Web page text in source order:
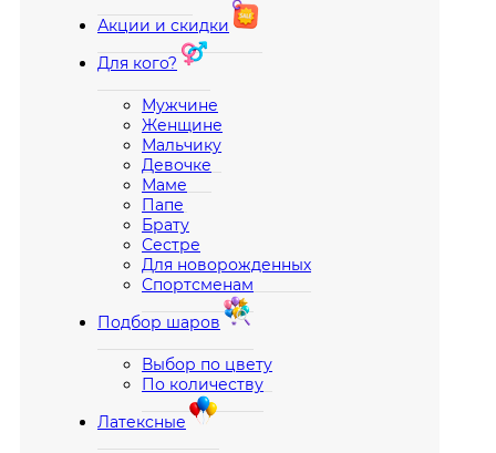
Акции и скидки
Для кого?
Мужчине
Женщине
Мальчику
Девочке
Маме
Папе
Брату
Сестре
Для новорожденных
Спортсменам
Подбор шаров
Выбор по цвету
По количеству
Латексные